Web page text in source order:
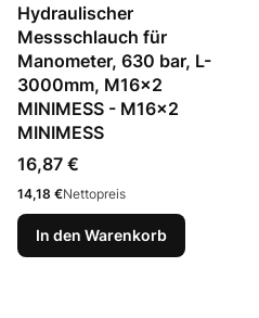
Hydraulischer
Messschlauch für
Manometer, 630 bar, L-
3000mm, M16x2
MINIMESS - M16x2
MINIMESS
Preis
16,87 €
Preis
14,18 €Nettopreis
In den Warenkorb